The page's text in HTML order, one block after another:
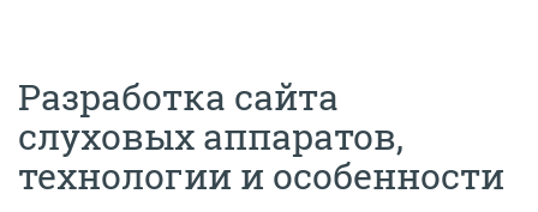
Разработка сайта
слуховых аппаратов,
технологии и особенности